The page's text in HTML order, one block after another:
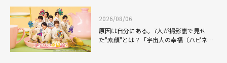
2026/08/06
原因は自分にある。7人が撮影裏で見せ
た"素顔"とは？「宇宙人の幸福（ハピネ